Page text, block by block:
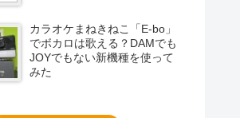
カラオケまねきねこ「E-bo」
でボカロは歌える？DAMでも
JOYでもない新機種を使って
みた